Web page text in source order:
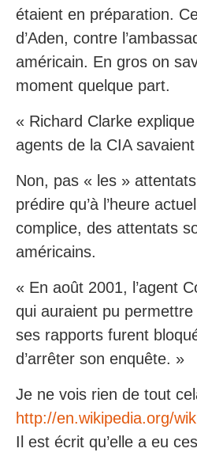
étaient en préparation.
d’Aden, contre
américain. En gros on
moment quelque part.
« Richard Clarke
agents de la CIA
Non, pas « les »
prédire qu’à l’heure
complice, des attentats
américains.
« En août 2001, l’agent
qui auraient pu
ses rapports furent
d’arrêter son enquête. »
Je ne vois rien de tout
http://en.wikipedia.org/
Il est écrit qu’elle a eu